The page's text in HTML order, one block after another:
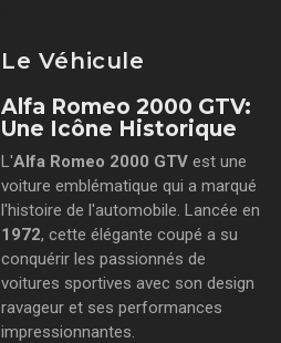
Le Véhicule
Alfa Romeo 2000 GTV:
Une Icône Historique
L'Alfa Romeo 2000 GTV est une
voiture emblématique qui a marqué
l'histoire de l'automobile. Lancée en
1972, cette élégante coupé a su
conquérir les passionnés de
voitures sportives avec son design
ravageur et ses performances
impressionnantes.